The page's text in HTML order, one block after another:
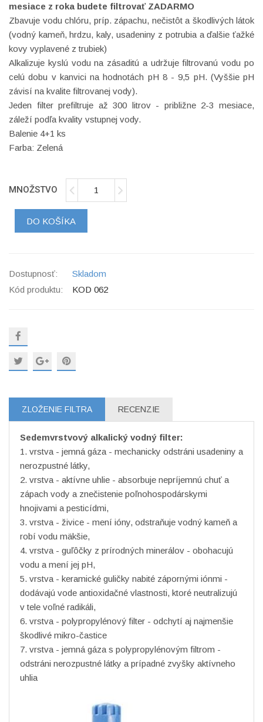
mesiace z roka budete filtrovať ZADARMO
Zbavuje vodu chlóru, príp. zápachu, nečistôt a škodlivých látok
(vodný kameň, hrdzu, kaly, usadeniny z potrubia a ďalšie ťažké
kovy vyplavené z trubiek)
Alkalizuje kyslú vodu na zásaditú a udržuje filtrovanú vodu po
celú dobu v kanvici na hodnotách pH 8 - 9,5 pH. (Vyššie pH
závisí na kvalite filtrovanej vody).
Jeden filter prefiltruje až 300 litrov - približne 2-3 mesiace,
záleží podľa kvality vstupnej vody.
Balenie 4+1 ks
Farba: Zelená
MNOŽSTVO
DO KOŠÍKA
Dostupnosť:
Skladom
Kód produktu:
KOD 062
ZLOŽENIE FILTRA RECENZIE
Sedemvrstvový alkalický vodný filter:
1. vrstva - jemná gáza - mechanicky odstráni usadeniny a
nerozpustné látky,
2. vrstva - aktívne uhlie - absorbuje nepríjemnú chuť a
zápach vody a znečistenie poľnohospodárskymi
hnojivami a pesticídmi,
3. vrstva - živice - mení ióny, odstraňuje vodný kameň a
robí vodu mäkšie,
4. vrstva - guľôčky z prírodných minerálov - obohacujú
vodu a mení jej pH,
5. vrstva - keramické guličky nabité zápornými iónmi -
dodávajú vode antioxidačné vlastnosti, ktoré neutralizujú
v tele voľné radikáli,
6. vrstva - polypropylénový filter - odchytí aj najmenšie
škodlivé mikro-častice
7. vrstva - jemná gáza s polypropylénovým filtrom -
odstráni nerozpustné látky a prípadné zvyšky aktívneho
uhlia